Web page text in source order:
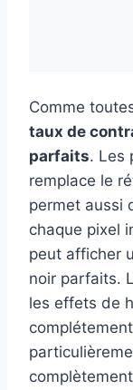
Comme
taux de
parfaits. Les
remplace le
permet aussi
chaque pixel
peut afficher
noir parfaits.
les effets de